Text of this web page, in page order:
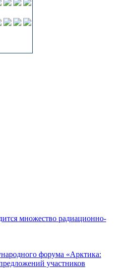
множество радиационно-
форума «Арктика:
участников